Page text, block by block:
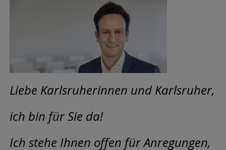
Liebe Karlsruherinnen und Karlsruher,
ich bin für Sie da!
Ich stehe Ihnen offen für Anregungen,